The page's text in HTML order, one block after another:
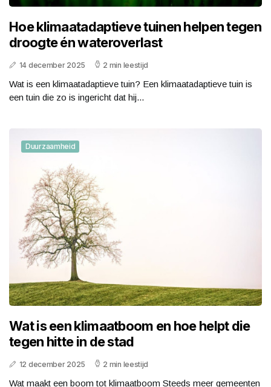
Hoe klimaatadaptieve tuinen helpen tegen
droogte én wateroverlast
14 december 2025 2 min leestijd
Wat is een klimaatadaptieve tuin? Een klimaatadaptieve tuin is
een tuin die zo is ingericht dat hij...
Duurzaamheid
Wat is een klimaatboom en hoe helpt die
tegen hitte in de stad
12 december 2025 2 min leestijd
Wat maakt een boom tot klimaatboom Steeds meer gemeenten